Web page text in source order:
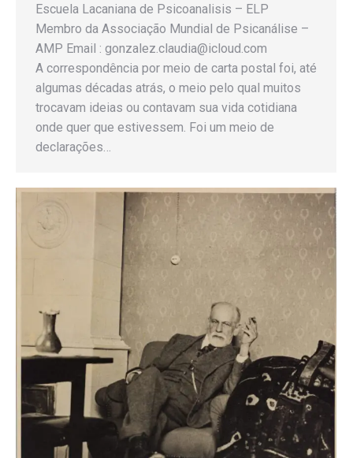
Escuela Lacaniana de Psicoanalisis – ELP
Membro da Associação Mundial de Psicanálise –
AMP Email : gonzalez.claudia@icloud.com
A correspondência por meio de carta postal foi, até
algumas décadas atrás, o meio pelo qual muitos
trocavam ideias ou contavam sua vida cotidiana
onde quer que estivessem. Foi um meio de
declarações…